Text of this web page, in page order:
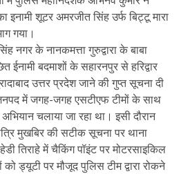
शूटर अमरजीत सिंह उर्फ बिट्टू मारा
गया।
नगर के नानकमत्ता गुरुद्वारा के बाबा
ईनामी बदमाशों के सहारनपुर से हरिद्वार
उत्तर प्रदेश जाने की गुप्त सूचना दी
में जगह-जगह एसटीएफ टीमों के साथ
चलाया जा रहा था। इसी दौरान
मुखबिर की सटीक सूचना पर थाना
तिराहे में चैकिंग पॉइंट पर मोटरसाइकिल
ड्यूटी पर मौजूद पुलिस टीम द्वारा रोकने